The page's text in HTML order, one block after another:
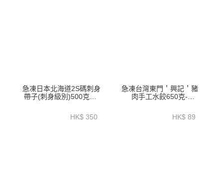
急凍日本北海道2S碼刺身
帶子(刺身級別)500克裝-
HK$ 350
急凍台灣東門＇興記＇豬
肉手工水餃650克-
HK$ 89